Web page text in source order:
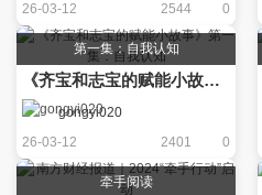
26-03-12
2544 0
第一集：自我认知
《齐宝和志宝的赋能小故事》第一集：自我认知
gongyi020
26-03-12
2401 0
牵手阅读